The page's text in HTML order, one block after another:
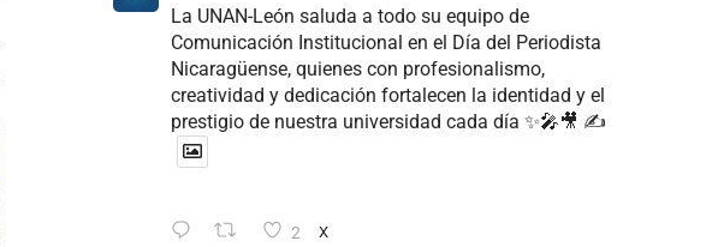
La UNAN-León saluda a todo su equipo de
Comunicación Institucional en el Día del Periodista
Nicaragüense, quienes con profesionalismo,
creatividad y dedicación fortalecen la identidad y el
prestigio de nuestra universidad cada día ✨🎤🎥 ✍
2 X